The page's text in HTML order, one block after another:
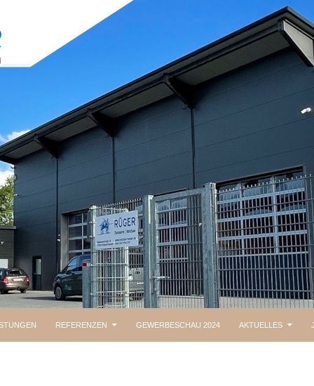
REFERENZEN GEWERBESCHAU 2024 AKTUELLES